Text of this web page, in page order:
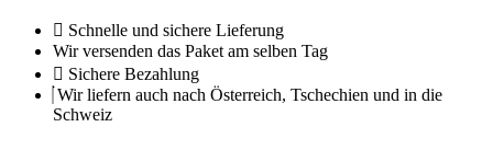
Zum
Inhalt
springen
Schnelle und sichere Lieferung
Wir versenden das Paket am selben Tag
Sichere Bezahlung
Wir liefern auch nach Österreich, Tschechien und in die
Schweiz